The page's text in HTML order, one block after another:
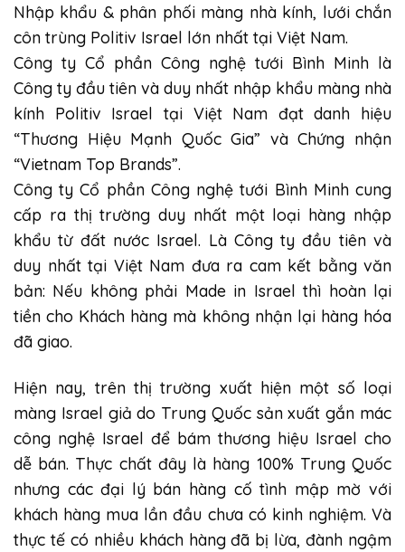
Nhập khẩu & phân phối màng nhà kính, lưới chắn
côn trùng Politiv Israel lớn nhất tại Việt Nam.
Công ty Cổ phần Công nghệ tưới Bình Minh là
Công ty đầu tiên và duy nhất nhập khẩu màng nhà
kính Politiv Israel tại Việt Nam đạt danh hiệu
“Thương Hiệu Mạnh Quốc Gia” và Chứng nhận
“Vietnam Top Brands”.
Công ty Cổ phần Công nghệ tưới Bình Minh cung
cấp ra thị trường duy nhất một loại hàng nhập
khẩu từ đất nước Israel. Là Công ty đầu tiên và
duy nhất tại Việt Nam đưa ra cam kết bằng văn
bản: Nếu không phải Made in Israel thì hoàn lại
tiền cho Khách hàng mà không nhận lại hàng hóa
đã giao.
Hiện nay, trên thị trường xuất hiện một số loại
màng Israel giả do Trung Quốc sản xuất gắn mác
công nghệ Israel để bám thương hiệu Israel cho
dễ bán. Thực chất đây là hàng 100% Trung Quốc
nhưng các đại lý bán hàng cố tình mập mờ với
khách hàng mua lần đầu chưa có kinh nghiệm. Và
thực tế có nhiều khách hàng đã bị lừa, đành ngậm